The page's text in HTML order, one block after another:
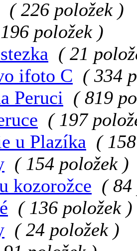
( 226 položek )
položek )
( 21
ifoto C ( 334
Peruci ( 819
( 197
u Plazíka (
( 154 položek )
kozorožce ( 84
( 136 položek )
( 24 položek )